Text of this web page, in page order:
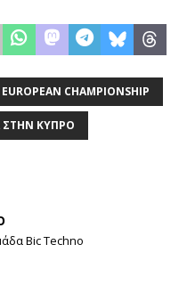
CHAMPIONSHIP
ΣΤΗΝ ΚΎΠΡΟ
Bic Techno